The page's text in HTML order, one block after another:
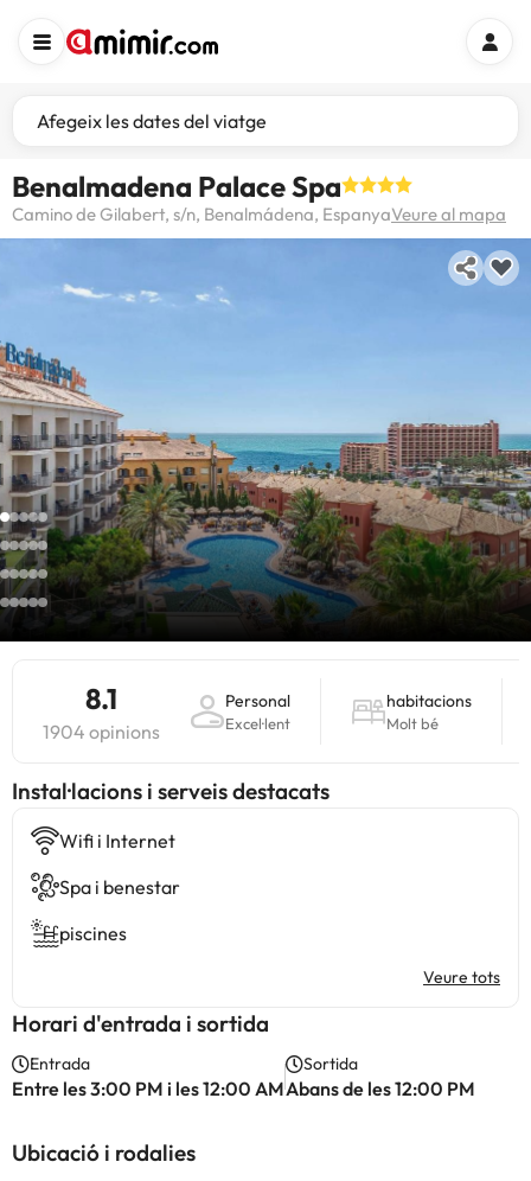
Afegeix les dates del viatge
Benalmadena Palace Spa
Camino de Gilabert, s/n, Benalmádena, EspanyaVeure al mapa
8.1
1904 opinions
Personal
Excel·lent
habitacions
Molt bé
Instal·lacions i serveis destacats
Wifi i Internet
Spa i benestar
piscines
Veure tots
Horari d'entrada i sortida
Entrada
Entre les 3:00 PM i les 12:00 AM
Sortida
Abans de les 12:00 PM
Ubicació i rodalies